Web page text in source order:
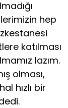
hep
katılması
lazım.
olması,
hızlı bir